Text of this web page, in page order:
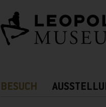
BESUCH